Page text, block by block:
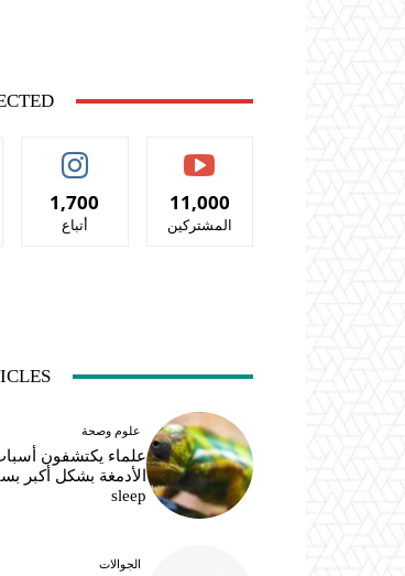
1,700
أتباع
11,000
المشتركين
علوم وصحة
علماء يكتشفون
sleep
الجوالات